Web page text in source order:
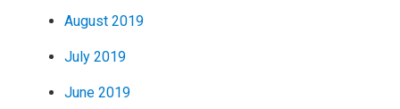
August 2019
July 2019
June 2019